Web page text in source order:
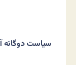
سیاست دوگانه